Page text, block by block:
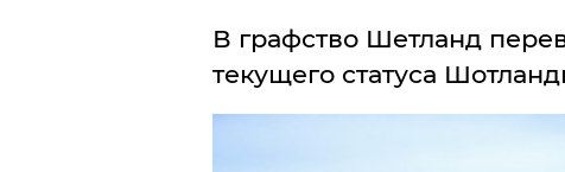
В ​графство Шетланд
текущего статуса